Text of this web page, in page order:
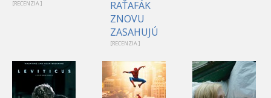
[RECENZIA ]
RAŤAFÁK
ZNOVU
ZASAHUJÚ
[RECENZIA ]